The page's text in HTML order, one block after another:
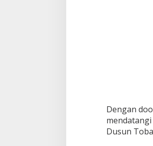
0
0
0
L
Dengan
Dusun